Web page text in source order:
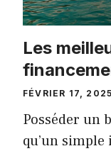
Les
FÉVRIER 17, 2025
Posséder un
qu’un